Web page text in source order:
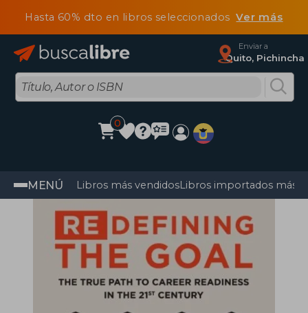
Hasta 60% dto en libros seleccionadosVer más
Enviar a
Quito, Pichincha
0
MENÚ Libros más vendidosLibros importados más